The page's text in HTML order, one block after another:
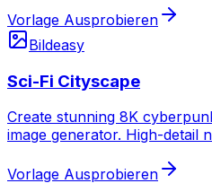
Vorlage Ausprobieren
Bildeasy
Sci-Fi Cityscape
Create stunning 8K
image generator. High-detail
Vorlage Ausprobieren